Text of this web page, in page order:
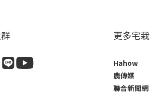
更多宅栽
Hahow
農傳媒
聯合新聞網